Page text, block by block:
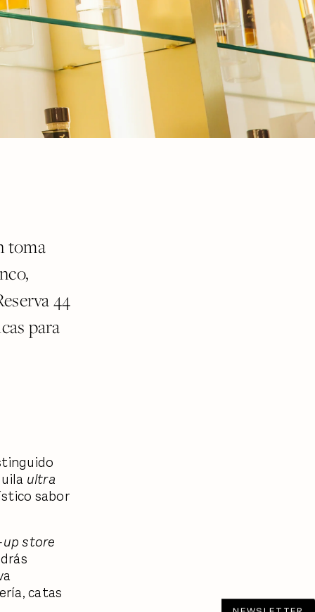
toma
44
para
ultra
sabor
store
catas